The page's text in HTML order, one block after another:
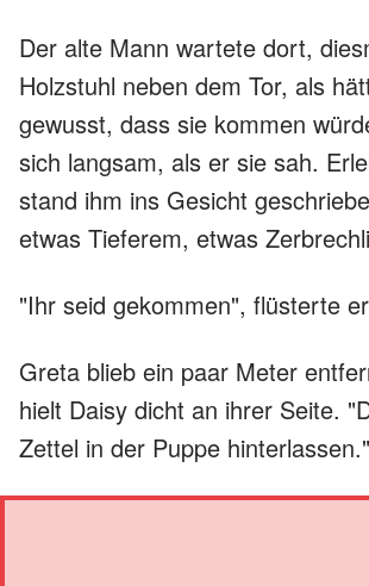
Der alte Mann wartete dort,
Holzstuhl neben dem Tor, als
gewusst, dass sie kommen
sich langsam, als er sie sah.
stand ihm ins Gesicht
etwas Tieferem, etwas
"Ihr seid gekommen", flüsterte
Greta blieb ein paar Meter
hielt Daisy dicht an ihrer Seite.
Zettel in der Puppe hinterlassen."